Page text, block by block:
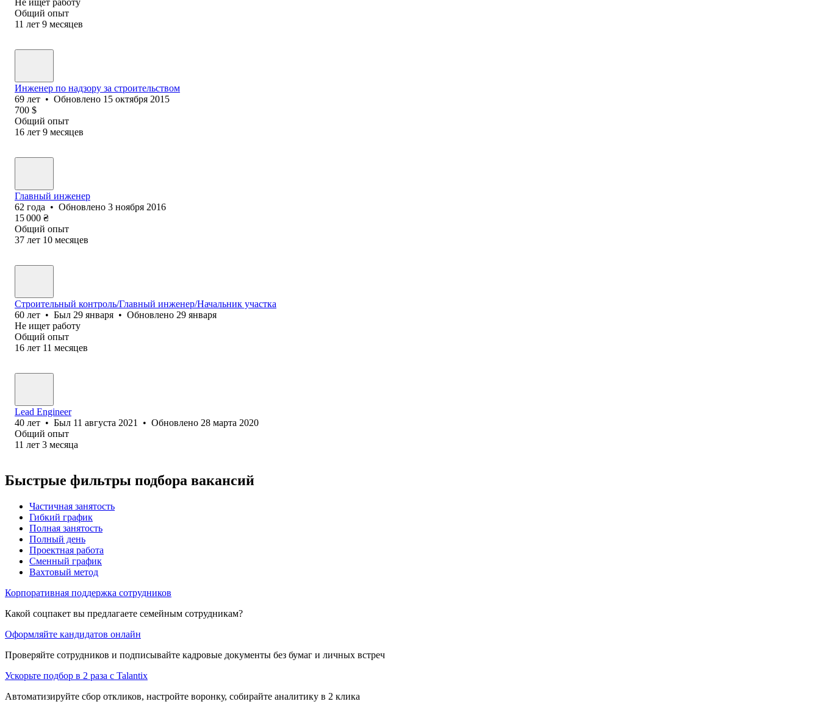
Общий опыт
11 лет 9 месяцев
Инженер по надзору за строительством
69 лет • Обновлено 15 октября 2015
700 $
Общий опыт
16 лет 9 месяцев
Главный инженер
62 года • Обновлено 3 ноября 2016
15 000 ₴
Общий опыт
37 лет 10 месяцев
Строительный контроль/Главный инженер/Начальник участка
60 лет • Был 29 января • Обновлено 29 января
Не ищет работу
Общий опыт
16 лет 11 месяцев
Lead Engineer
40 лет • Был 11 августа 2021 • Обновлено 28 марта 2020
Общий опыт
11 лет 3 месяца
Быстрые фильтры подбора вакансий
Частичная занятость
Гибкий график
Полная занятость
Полный день
Проектная работа
Сменный график
Вахтовый метод
Корпоративная поддержка сотрудников
Какой соцпакет вы предлагаете семейным сотрудникам?
Оформляйте кандидатов онлайн
Проверяйте сотрудников и подписывайте кадровые документы без бумаг и личных встреч
Ускорьте подбор в 2 раза с Talantix
Автоматизируйте сбор откликов, настройте воронку, собирайте аналитику в 2 клика